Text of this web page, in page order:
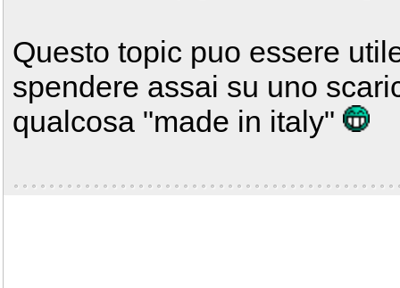
Questo topic puo essere
spendere assai su uno
qualcosa "made in italy"